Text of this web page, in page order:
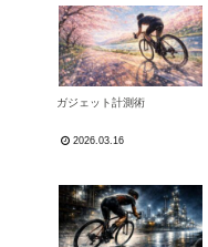
ガジェット計測術
2026.03.16